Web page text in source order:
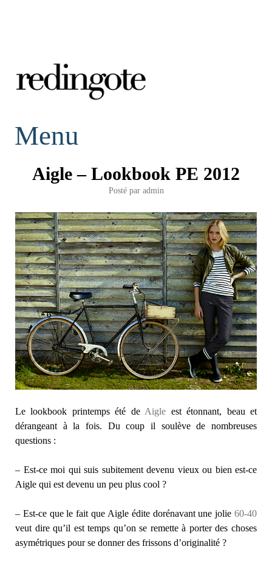
redingote.
Menu
Aigle – Lookbook PE 2012
Posté par admin
Le lookbook printemps été de Aigle est étonnant, beau et
dérangeant à la fois. Du coup il soulève de nombreuses
questions :
– Est-ce moi qui suis subitement devenu vieux ou bien est-ce
Aigle qui est devenu un peu plus cool ?
– Est-ce que le fait que Aigle édite dorénavant une jolie 60-40
veut dire qu’il est temps qu’on se remette à porter des choses
asymétriques pour se donner des frissons d’originalité ?